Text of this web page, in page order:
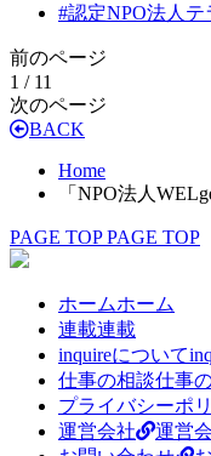
#認定NPO法人
前のページ
1 / 11
次のページ
BACK
Home
「NPO法人
PAGE TOP PAGE TOP
ホームホーム
連載連載
inquireについて
仕事の相談仕事
プライバシーポ
運営会社
運営